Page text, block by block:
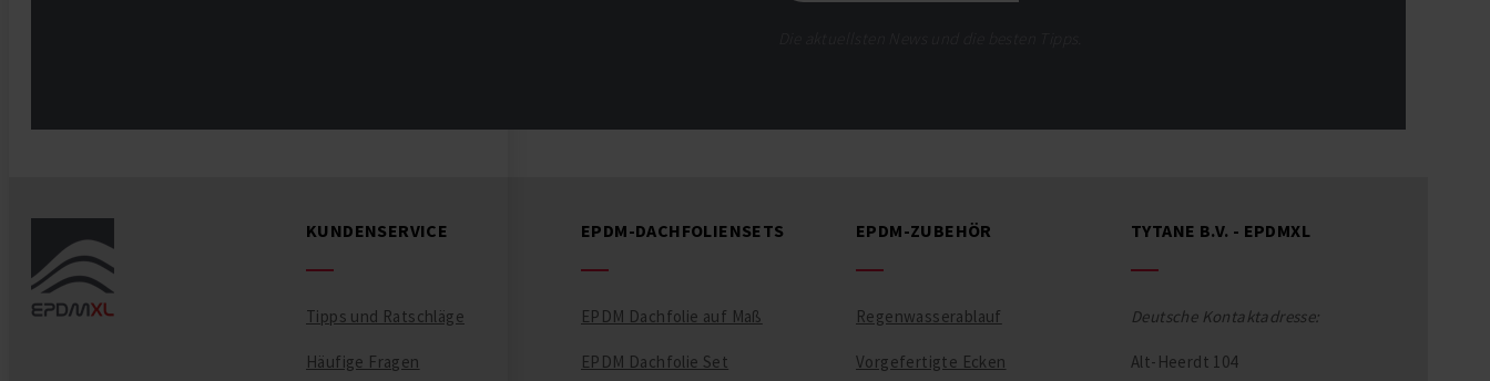
KUNDENSERVICE
Tipps und Ratschläge
Häufige Fragen
EPDM-DACHFOLIENSETS
EPDM Dachfolie auf Maß
EPDM Dachfolie Set
EPDM-ZUBEHÖR
Regenwasserablauf
Vorgefertigte Ecken
TYTANE B.V. - EPDMXL
Deutsche Kontaktadresse:
Alt-Heerdt 104